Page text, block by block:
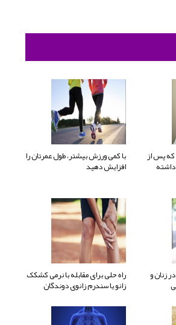
که پس از با کمی ورزش بیشتر، طول عمرتان را
افزایش دهید
زنان و راه حلی برای مقابله با نرمی کشکک
زانو یا سندرم زانوی دوندگان